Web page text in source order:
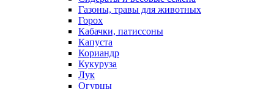
Газоны, травы для животных
Горох
Кабачки, патиссоны
Капуста
Кориандр
Кукуруза
Лук
Огурцы